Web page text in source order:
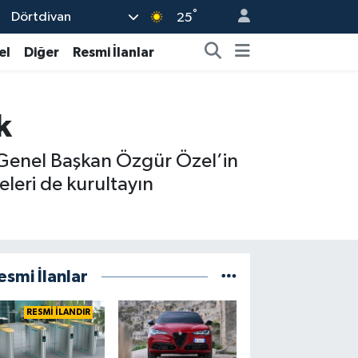
Dörtdivan 25°
Diğer Resmi İlanlar
Başkan Özgür Özel’in
de kurultayın
İlanlar
RESMİ İLANDIR